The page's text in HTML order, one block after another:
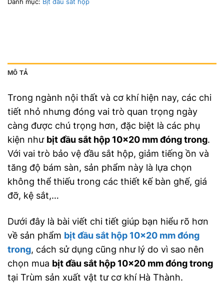
Danh mục: Bịt đầu sắt hộp
MÔ TẢ
Trong ngành nội thất và cơ khí hiện nay, các chi
tiết nhỏ nhưng đóng vai trò quan trọng ngày
càng được chú trọng hơn, đặc biệt là các phụ
kiện như bịt đầu sắt hộp 10×20 mm đóng trong.
Với vai trò bảo vệ đầu sắt hộp, giảm tiếng ồn và
tăng độ bám sàn, sản phẩm này là lựa chọn
không thể thiếu trong các thiết kế bàn ghế, giá
đỡ, kệ sắt,…
Dưới đây là bài viết chi tiết giúp bạn hiểu rõ hơn
về sản phẩm bịt đầu sắt hộp 10×20 mm đóng
trong, cách sử dụng cũng như lý do vì sao nên
chọn mua bịt đầu sắt hộp 10×20 mm đóng trong
tại Trùm sản xuất vật tư cơ khí Hà Thành.